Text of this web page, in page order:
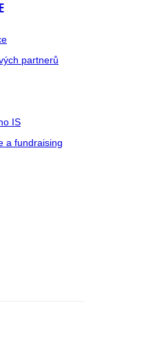
partnerů
IS
a fundraising